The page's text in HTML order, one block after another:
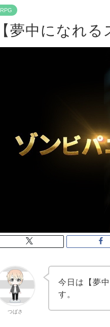
RPG
【夢中になれ
つばさ
今日は【夢
す。